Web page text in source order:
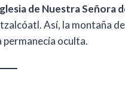
de Nuestra Señora
Así, la montaña
oculta.